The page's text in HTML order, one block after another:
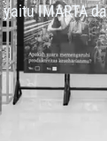
IMARTA